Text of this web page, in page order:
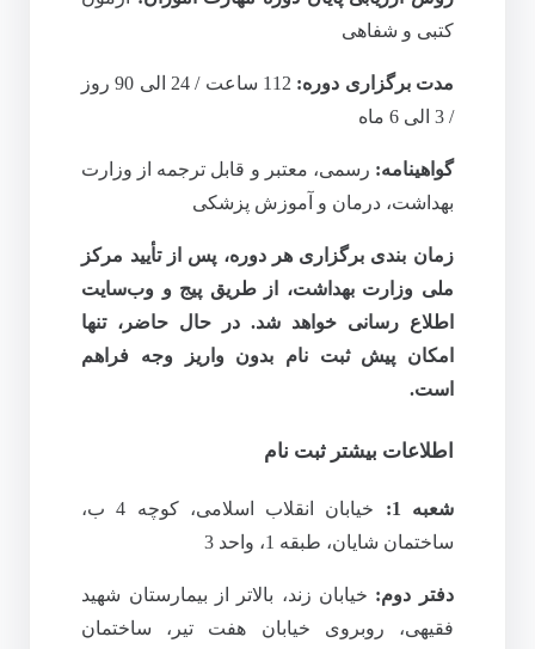
کتبی و شفاهی
مدت برگزاری دوره:
روز
/ 3 الی 6 ماه
گواهینامه: رسمی، معتبر و قابل ترجمه از وزارت
بهداشت، درمان و آموزش پزشکی
زمان‌ بندی برگزاری هر دوره، پس از تأیید مرکز
ملی وزارت بهداشت، از طریق پیج و وب‌سایت
اطلاع‌ رسانی خواهد شد. در حال حاضر، تنها
امکان پیش‌ ثبت‌ نام بدون واریز وجه
فراهم
است.
اطلاعات بیشتر ثبت نام
شعبه 1:
خیابان انقلاب اسلامی، کوچه 4 ب،
ساختمان شایان، طبقه 1، واحد 3
دفتر دوم: خیابان زند، بالاتر از بیمارستان شهید
فقیهی، روبروی خیابان هفت تیر، ساختمان